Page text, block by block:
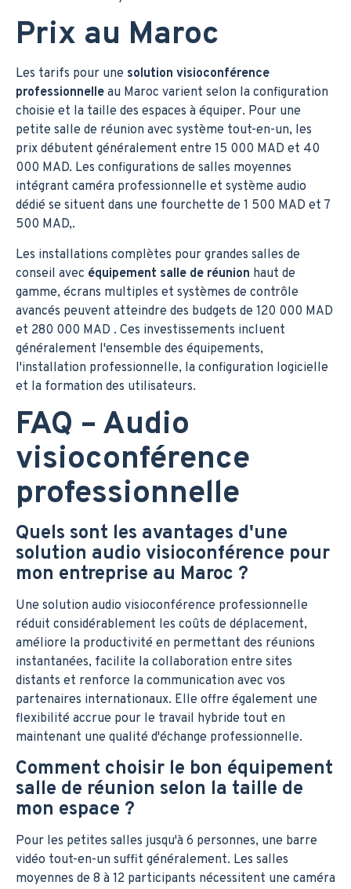
Prix au Maroc
Les tarifs pour une solution visioconférence
professionnelle au Maroc varient selon la configuration
choisie et la taille des espaces à équiper. Pour une
petite salle de réunion avec système tout-en-un, les
prix débutent généralement entre 15 000 MAD et 40
000 MAD. Les configurations de salles moyennes
intégrant caméra professionnelle et système audio
dédié se situent dans une fourchette de 1 500 MAD et 7
500 MAD,.
Les installations complètes pour grandes salles de
conseil avec équipement salle de réunion haut de
gamme, écrans multiples et systèmes de contrôle
avancés peuvent atteindre des budgets de 120 000 MAD
et 280 000 MAD . Ces investissements incluent
généralement l'ensemble des équipements,
l'installation professionnelle, la configuration logicielle
et la formation des utilisateurs.
FAQ – Audio
visioconférence
professionnelle
Quels sont les avantages d'une
solution audio visioconférence pour
mon entreprise au Maroc ?
Une solution audio visioconférence professionnelle
réduit considérablement les coûts de déplacement,
améliore la productivité en permettant des réunions
instantanées, facilite la collaboration entre sites
distants et renforce la communication avec vos
partenaires internationaux. Elle offre également une
flexibilité accrue pour le travail hybride tout en
maintenant une qualité d'échange professionnelle.
Comment choisir le bon équipement
salle de réunion selon la taille de
mon espace ?
Pour les petites salles jusqu'à 6 personnes, une barre
vidéo tout-en-un suffit généralement. Les salles
moyennes de 8 à 12 participants nécessitent une caméra